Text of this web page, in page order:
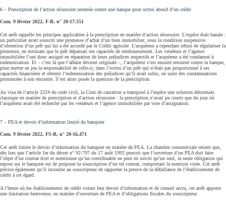
6 – Prescription de l’action récursoire intentée contre une banque pour octroi abusif d’un crédit
Com. 9 février 2022, F‑B, n° 20‑17.551
Cet arrêt rappelle les principes applicables à la prescription en matière d’action récursoire. L’espèce était banale :
un particulier avait souscrit une promesse d’achat d’un bien immobilier, sous la condition suspensive
d’obtention d’un prêt qui lui a été accordé par le Crédit agricole. L’acquéreur a cependant refusé de régulariser la
promesse, en estimant que le prêt dépassait ses capacités de remboursement. Les vendeurs et l’agence
immobilière l’ont donc assigné en réparation de leurs préjudices respectifs et l’acquéreur a été condamné à
indemnisation. Et – c’est là que l’affaire devient originale –, l’acquéreur s’est ensuite retourné contre la banque,
pour mettre en jeu la responsabilité de celle-ci, dans l’octroi d’un prêt qui n’était pas proportionné à ses
capacités financières et obtenir l’indemnisation des préjudices qu’il avait subis, en suite des condamnations
prononcées à son encontre. S’est alors posée la question de la prescription.
Au visa de l’article 2224 du code civil, la Cour de cassation a transposé à l’espèce une solution désormais
classique en matière de prescription et d’action récursoire : la prescription n’avait pu courir que du jour où
l’acquéreur avait été recherché par les vendeurs et l’agence immobilière par voie d’assignation.
7 – PEA et devoir d’information limité du banquier
Com. 9 février 2022, FS‑B, n° 20‑16.471
Cet arrêt limite le devoir d’information du banquier en matière de PEA. La chambre commerciale retient que,
dès lors que l’article 1er du décret n° 92-797 du 17 août 1992 prescrit que l’ouverture d’un PEA doit faire
l’objet d’un contrat écrit et mentionne qu’un contribuable ne peut en ouvrir qu’un seul, la seule obligation qui
repose sur le banquier est de proposer la souscription d’un tel contrat, comportant la mention visée. Cet arrêt
précise également qu’il incombe au souscripteur de rapporter la preuve de la défaillance de l’établissement de
crédit à cet égard.
A l’heure où les établissements de crédit voient leur devoir d’information et de conseil accru, cet arrêt apporte
une limitation bienvenue, en matière d’ouverture de PEA et d’obligations fiscales du souscripteur.